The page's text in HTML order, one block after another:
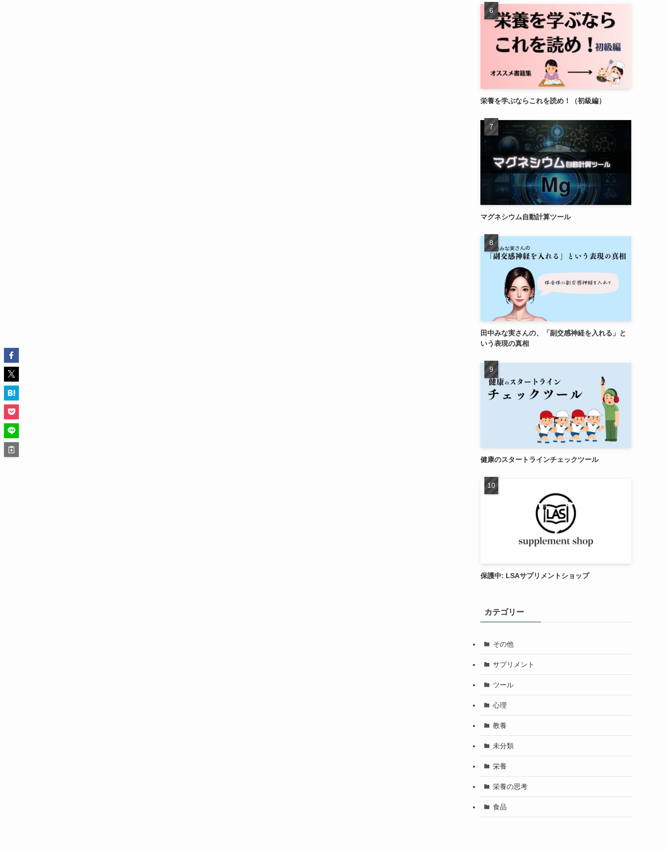
栄養を学ぶならこれを読め！（初級編）
マグネシウム自動計算ツール
田中みな実さんの、「副交感神経を入れる」と
いう表現の真相
健康のスタートラインチェックツール
保護中: LSAサプリメントショップ
カテゴリー
その他
サプリメント
ツール
心理
教養
未分類
栄養
栄養の思考
食品